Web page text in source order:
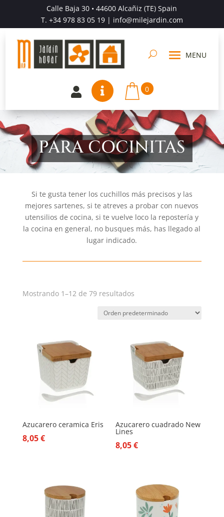
Calle Baja 30 • 44600 Alcañiz (TE) Spain
T. +34 978 83 05 19| info@milejardin.com
  0
PARA COCINITAS
Si te gusta tener los cuchillos más precisos y las
mejores sartenes, si te atreves a probar con nuevos
utensilios de cocina, si te vuelve loco la repostería y
la cocina en general, no busques más, has llegado al
lugar indicado.
Mostrando 1–12 de 79 resultados
Azucarero ceramica Eris
8,05€
Azucarero cuadrado New
Lines
8,05€